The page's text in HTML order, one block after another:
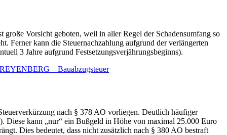
große Vorsicht geboten, weil in aller Regel der Schadensumfang so
Ferner kann die Steuernachzahlung aufgrund der verlängerten
3 Jahre aufgrund Festsetzungsverjährungsbeginns).
– Bauabzugsteuer
nach § 378 AO vorliegen. Deutlich häufiger
Diese kann „nur“ ein Bußgeld in Höhe von maximal 25.000 Euro
Dies bedeutet, dass nicht zusätzlich nach § 380 AO bestraft